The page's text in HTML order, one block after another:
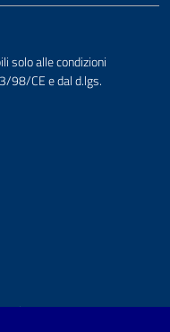
solo alle condizioni
98/CE e dal d.lgs.